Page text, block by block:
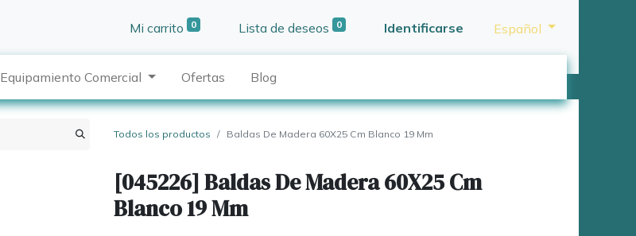
Mi carrito 0 Lista de deseos 0 Identificarse Español
Equipamiento Comercial Ofertas Blog
Todos los productos Baldas De Madera 60X25 Cm Blanco 19 Mm
[045226] Baldas De Madera 60X25 Cm
Blanco 19 Mm